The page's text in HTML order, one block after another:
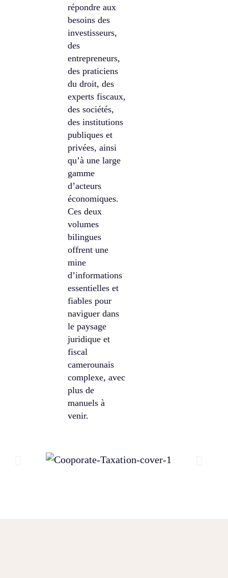
répondre aux
besoins des
investisseurs,
des
entrepreneurs,
des praticiens
du droit, des
experts fiscaux,
des sociétés,
des institutions
publiques et
privées, ainsi
qu’à une large
gamme
d’acteurs
économiques.
Ces deux
volumes
bilingues
offrent une
mine
d’informations
essentielles et
fiables pour
naviguer dans
le paysage
juridique et
fiscal
camerounais
complexe, avec
plus de
manuels à
venir.